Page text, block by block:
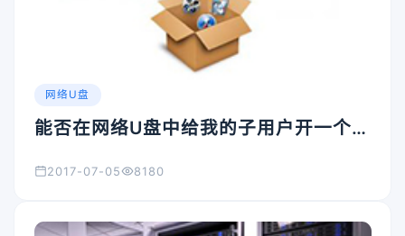
网络U盘
能否在网络U盘中给我的子用户开一个只
2017-07-05 8180